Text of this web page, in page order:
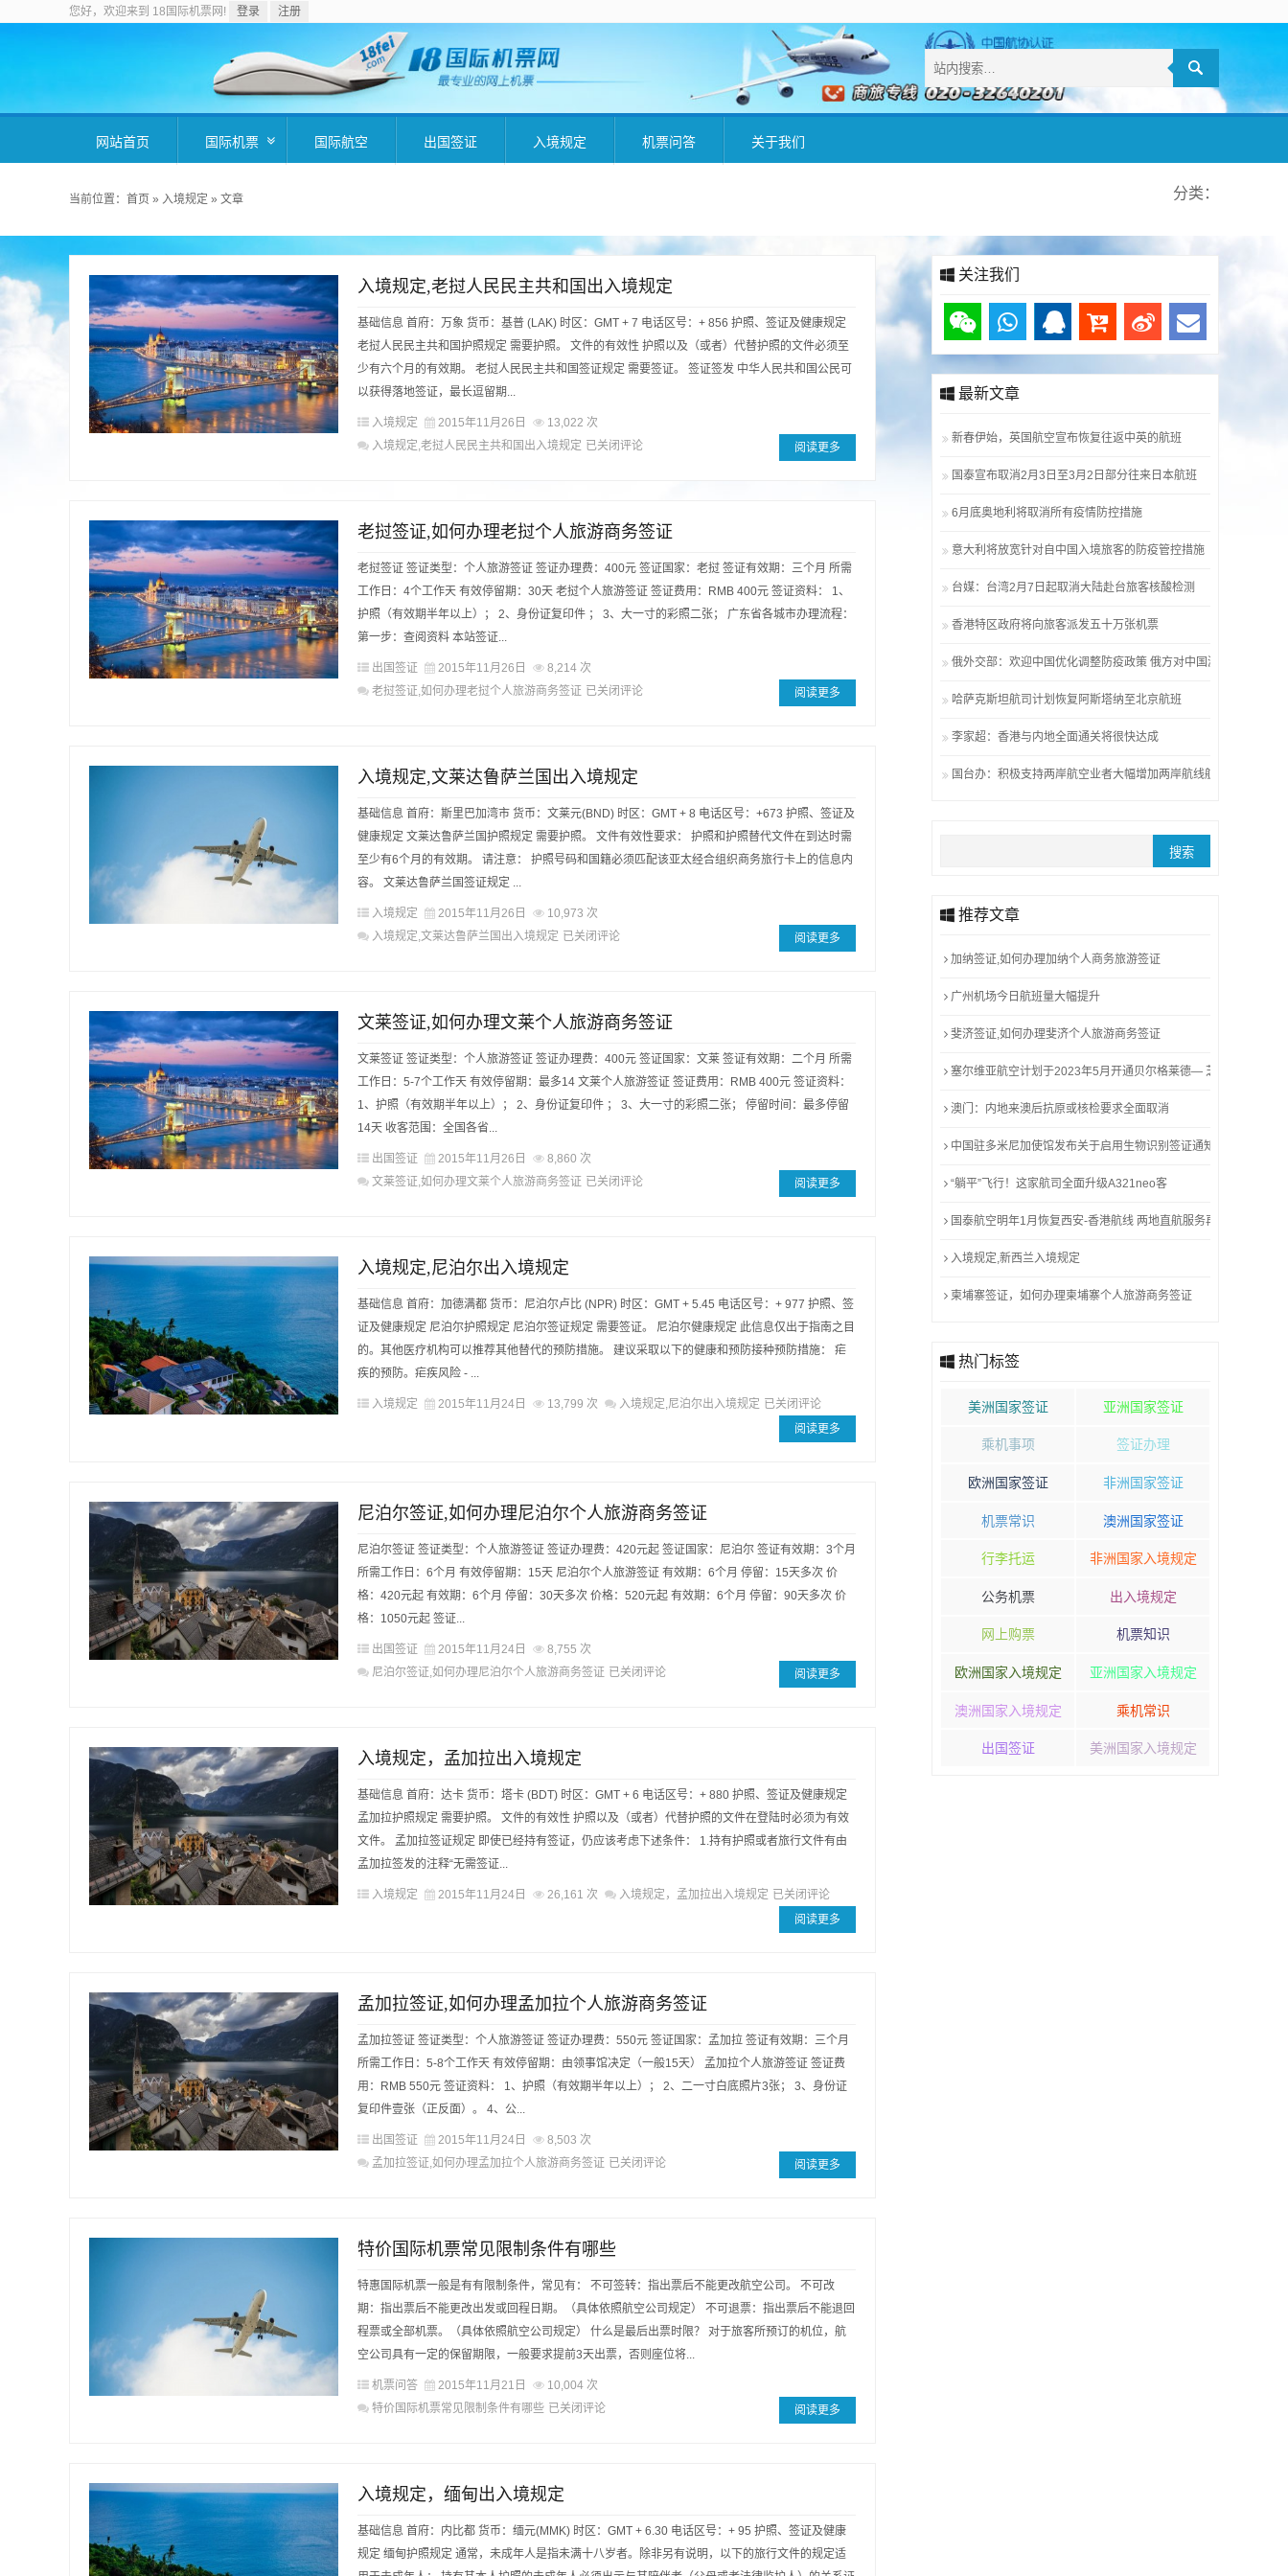
您好，欢迎来到 18国际机票网! 登录 注册
网站首页 国际机票 国际航空 出国签证 入境规定 机票问答 关于我们
当前位置： 首页 » 入境规定 » 文章 分类：
入境规定,老挝人民民主共和国出入境规定
基础信息 首府：万象 货币：基普 (LAK) 时区：GMT + 7 电话区号：+ 856 护照、签证及健康规定
老挝人民民主共和国护照规定 需要护照。 文件的有效性 护照以及（或者）代替护照的文件必须至
少有六个月的有效期。 老挝人民民主共和国签证规定 需要签证。 签证签发 中华人民共和国公民可
以获得落地签证，最长逗留期...
入境规定 2015年11月26日
13,022 次
入境规定,老挝人民民主共和国出入境规定 已关闭评论 阅读更多
老挝签证,如何办理老挝个人旅游商务签证
老挝签证 签证类型：个人旅游签证 签证办理费：400元 签证国家：老挝 签证有效期：三个月 所需
工作日：4个工作天 有效停留期：30天 老挝个人旅游签证 签证费用：RMB 400元 签证资料： 1、
护照（有效期半年以上）； 2、身份证复印件 ； 3、大一寸的彩照二张； 广东省各城市办理流程：
第一步：查阅资料 本站签证...
出国签证 2015年11月26日
8,214 次
老挝签证,如何办理老挝个人旅游商务签证 已关闭评论 阅读更多
入境规定,文莱达鲁萨兰国出入境规定
基础信息 首府：斯里巴加湾市 货币：文莱元(BND) 时区：GMT + 8 电话区号：+673 护照、签证及
健康规定 文莱达鲁萨兰国护照规定 需要护照。 文件有效性要求： 护照和护照替代文件在到达时需
至少有6个月的有效期。 请注意： 护照号码和国籍必须匹配该亚太经合组织商务旅行卡上的信息内
容。 文莱达鲁萨兰国签证规定 ...
入境规定 2015年11月26日
10,973 次
入境规定,文莱达鲁萨兰国出入境规定 已关闭评论 阅读更多
文莱签证,如何办理文莱个人旅游商务签证
文莱签证 签证类型：个人旅游签证 签证办理费：400元 签证国家：文莱 签证有效期：二个月 所需
工作日：5-7个工作天 有效停留期：最多14 文莱个人旅游签证 签证费用：RMB 400元 签证资料：
1、护照（有效期半年以上）； 2、身份证复印件 ； 3、大一寸的彩照二张； 停留时间：最多停留
14天 收客范围：全国各省...
出国签证 2015年11月26日
8,860 次
文莱签证,如何办理文莱个人旅游商务签证 已关闭评论 阅读更多
入境规定,尼泊尔出入境规定
基础信息 首府：加德满都 货币：尼泊尔卢比 (NPR) 时区：GMT + 5.45 电话区号：+ 977 护照、签
证及健康规定 尼泊尔护照规定 尼泊尔签证规定 需要签证。 尼泊尔健康规定 此信息仅出于指南之目
的。其他医疗机构可以推荐其他替代的预防措施。 建议采取以下的健康和预防接种预防措施： 疟
疾的预防。疟疾风险 - ...
入境规定 2015年11月24日 13,799 次 入境规定,尼泊尔出入境规定 已关闭评论
阅读更多
尼泊尔签证,如何办理尼泊尔个人旅游商务签证
尼泊尔签证 签证类型：个人旅游签证 签证办理费：420元起 签证国家：尼泊尔 签证有效期：3个月
所需工作日：6个月 有效停留期：15天 尼泊尔个人旅游签证 有效期：6个月 停留：15天多次 价
格：420元起 有效期：6个月 停留：30天多次 价格：520元起 有效期：6个月 停留：90天多次 价
格：1050元起 签证...
出国签证 2015年11月24日
8,755 次
尼泊尔签证,如何办理尼泊尔个人旅游商务签证 已关闭评论 阅读更多
入境规定，孟加拉出入境规定
基础信息 首府：达卡 货币：塔卡 (BDT) 时区：GMT + 6 电话区号：+ 880 护照、签证及健康规定
孟加拉护照规定 需要护照。 文件的有效性 护照以及（或者）代替护照的文件在登陆时必须为有效
文件。 孟加拉签证规定 即使已经持有签证，仍应该考虑下述条件： 1.持有护照或者旅行文件有由
孟加拉签发的注释“无需签证...
入境规定 2015年11月24日 26,161 次 入境规定，孟加拉出入境规定 已关闭评论
阅读更多
孟加拉签证,如何办理孟加拉个人旅游商务签证
孟加拉签证 签证类型：个人旅游签证 签证办理费：550元 签证国家：孟加拉 签证有效期：三个月
所需工作日：5-8个工作天 有效停留期：由领事馆决定（一般15天） 孟加拉个人旅游签证 签证费
用：RMB 550元 签证资料： 1、护照（有效期半年以上）； 2、二一寸白底照片3张； 3、身份证
复印件壹张（正反面）。 4、公...
出国签证 2015年11月24日
8,503 次
孟加拉签证,如何办理孟加拉个人旅游商务签证 已关闭评论 阅读更多
特价国际机票常见限制条件有哪些
特惠国际机票一般是有有限制条件，常见有： 不可签转：指出票后不能更改航空公司。 不可改
期：指出票后不能更改出发或回程日期。（具体依照航空公司规定） 不可退票：指出票后不能退回
程票或全部机票。（具体依照航空公司规定） 什么是最后出票时限？ 对于旅客所预订的机位，航
空公司具有一定的保留期限，一般要求提前3天出票，否则座位将...
机票问答 2015年11月21日
10,004 次
特价国际机票常见限制条件有哪些 已关闭评论 阅读更多
入境规定，缅甸出入境规定
基础信息 首府：内比都 货币：缅元(MMK) 时区：GMT + 6.30 电话区号：+ 95 护照、签证及健康
规定 缅甸护照规定 通常，未成年人是指未满十八岁者。除非另有说明，以下的旅行文件的规定适
关注我们
最新文章
新春伊始，英国航空宣布恢复往返中英的航班
国泰宣布取消2月3日至3月2日部分往来日本航班
6月底奥地利将取消所有疫情防控措施
意大利将放宽针对自中国入境旅客的防疫管控措施
台媒：台湾2月7日起取消大陆赴台旅客核酸检测
香港特区政府将向旅客派发五十万张机票
俄外交部：欢迎中国优化调整防疫政策 俄方对中国游客无障碍
哈萨克斯坦航司计划恢复阿斯塔纳至北京航班
李家超：香港与内地全面通关将很快达成
国台办：积极支持两岸航空业者大幅增加两岸航线航班
推荐文章
加纳签证,如何办理加纳个人商务旅游签证
广州机场今日航班量大幅提升
斐济签证,如何办理斐济个人旅游商务签证
塞尔维亚航空计划于2023年5月开通贝尔格莱德— 芝加哥航线
澳门：内地来澳后抗原或核检要求全面取消
中国驻多米尼加使馆发布关于启用生物识别签证通知
“躺平”飞行！这家航司全面升级A321neo客
国泰航空明年1月恢复西安-香港航线 两地直航服务再度启航
入境规定,新西兰入境规定
柬埔寨签证，如何办理柬埔寨个人旅游商务签证
热门标签
美洲国家签证 亚洲国家签证
乘机事项 签证办理
欧洲国家签证 非洲国家签证
机票常识 澳洲国家签证
行李托运 非洲国家入境规定
公务机票 出入境规定
网上购票 机票知识
欧洲国家入境规定 亚洲国家入境规定
澳洲国家入境规定 乘机常识
出国签证 美洲国家入境规定